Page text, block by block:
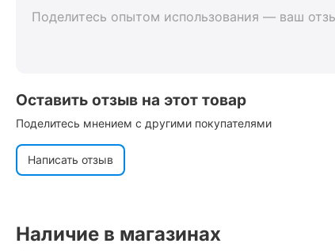
Поделитесь опытом использования — ваш
Оставить отзыв на этот товар
Поделитесь мнением с другими покупателями
Написать отзыв
Наличие в магазинах